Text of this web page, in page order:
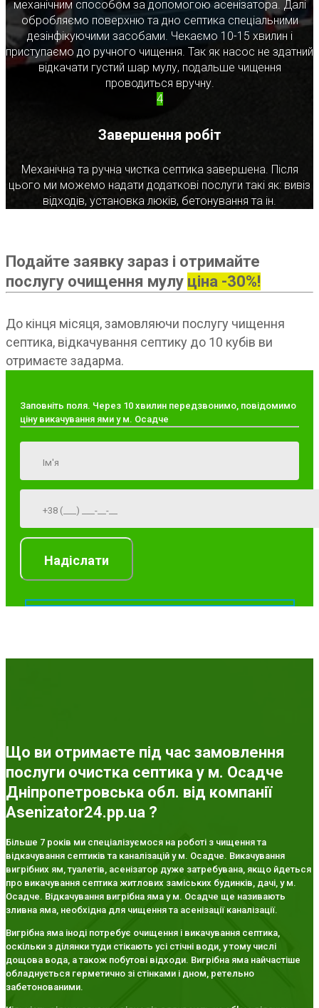
механічним способом за допомогою асенізатора. Далі
обробляємо поверхню та дно септика спеціальними
дезінфікуючими засобами. Чекаємо 10-15 хвилин і
приступаємо до ручного чищення. Так як насос не здатний
відкачати густий шар мулу, подальше чищення
проводиться вручну.
4
Завершення робіт
Механічна та ручна чистка септика завершена. Після
цього ми можемо надати додаткові послуги такі як: вивіз
відходів, установка люків, бетонування та ін.
Подайте заявку зараз і отримайте
послугу очищення мулу ціна -30%!
До кінця місяця, замовляючи послугу чищення
септика, відкачування септику до 10 кубів ви
отримаєте задарма.
Заповніть поля. Через 10 хвилин передзвонимо, повідомимо
ціну викачування ями у м. Осадче
Що ви отримаєте під час замовлення
послуги очистка септика у м. Осадче
Дніпропетровська обл. від компанії
Asenizator24.pp.ua ?
Більше 7 років ми спеціалізуємося на роботі з чищення та
відкачування септиків та каналізацій у м. Осадче. Викачування
вигрібних ям, туалетів, асенізатор дуже затребувана, якщо йдеться
про викачування септика житлових заміських будинків, дачі, у м.
Осадче. Відкачування вигрібна яма у м. Осадче ще називають
зливна яма, необхідна для чищення та асенізації каналізації.
Вигрібна яма іноді потребує очищення і викачування септика,
оскільки з ділянки туди стікають усі стічні води, у тому числі
дощова вода, а також побутові відходи. Вигрібна яма найчастіше
обладнується герметично зі стінками і дном, ретельно
забетонованими.